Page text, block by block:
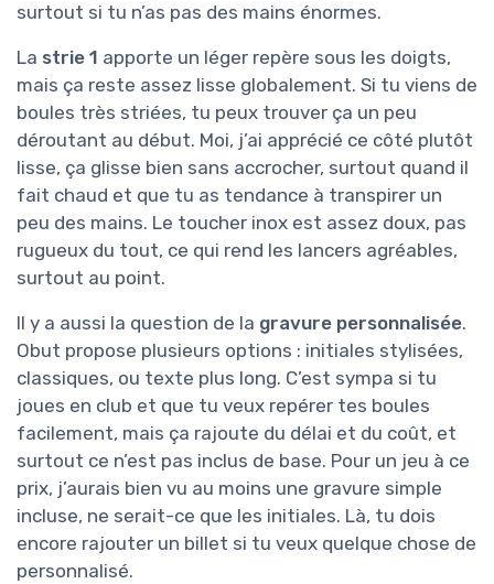
surtout si tu n’as pas des mains énormes.
La strie 1 apporte un léger repère sous les doigts,
mais ça reste assez lisse globalement. Si tu viens de
boules très striées, tu peux trouver ça un peu
déroutant au début. Moi, j’ai apprécié ce côté plutôt
lisse, ça glisse bien sans accrocher, surtout quand il
fait chaud et que tu as tendance à transpirer un
peu des mains. Le toucher inox est assez doux, pas
rugueux du tout, ce qui rend les lancers agréables,
surtout au point.
Il y a aussi la question de la gravure personnalisée.
Obut propose plusieurs options : initiales stylisées,
classiques, ou texte plus long. C’est sympa si tu
joues en club et que tu veux repérer tes boules
facilement, mais ça rajoute du délai et du coût, et
surtout ce n’est pas inclus de base. Pour un jeu à ce
prix, j’aurais bien vu au moins une gravure simple
incluse, ne serait-ce que les initiales. Là, tu dois
encore rajouter un billet si tu veux quelque chose de
personnalisé.